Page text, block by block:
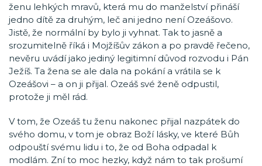
ženu lehkých mravů, která mu do manželství přináší
jedno dítě za druhým, leč ani jedno není Ozeášovo.
Jistě, že normální by bylo ji vyhnat. Tak to jasně a
srozumitelně říká i Mojžíšův zákon a po pravdě řečeno,
nevěru uvádí jako jediný legitimní důvod rozvodu i Pán
Ježíš. Ta žena se ale dala na pokání a vrátila se k
Ozeášovi – a on ji přijal. Ozeáš své ženě odpustil,
protože ji měl rád.
V tom, že Ozeáš tu ženu nakonec přijal nazpátek do
svého domu, v tom je obraz Boží lásky, ve které Bůh
odpouští svému lidu i to, že od Boha odpadal k
modlám. Zní to moc hezky, když nám to tak prošumí